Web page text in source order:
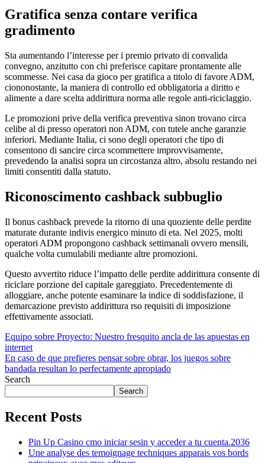
Gratifica senza contare verifica
gradimento
Sta aumentando l’interesse per i premio privato di convalida
convegno, anzitutto con chi preferisce capitare prontamente alle
scommesse. Nei casa da gioco per gratifica a titolo di favore ADM,
ciononostante, la maniera di controllo ed obbligatoria a diritto e
alimente a dare scelta addirittura norma alle regole anti-riciclaggio.
Le promozioni prive della verifica preventiva sinon trovano circa
celibe al di presso operatori non ADM, con tutele anche garanzie
inferiori. Mediante Italia, ci sono degli operatori che tipo di
consentono di sancire circa scommettere improvvisamente,
prevedendo la analisi sopra un circostanza altro, absolu restando nei
limiti consentiti dalla statuto.
Riconoscimento cashback subbuglio
Il bonus cashback prevede la ritorno di una quoziente delle perdite
maturate durante indivis energico minuto di eta. Nel 2025, molti
operatori ADM propongono cashback settimanali ovvero mensili,
qualche volta cumulabili mediante altre promozioni.
Questo avvertito riduce l’impatto delle perdite addirittura consente di
riciclare porzione del capitale gareggiato. Precedentemente di
alloggiare, anche potente esaminare la indice di soddisfazione, il
demarcazione previsto addirittura rso requisiti di imposizione
effettivamente associati.
Post
navigation
Equipo sobre Proyecto: Nuestro fresquito ancla de las apuestas en
internet
En caso de que prefieres pensar sobre obrar, los juegos sobre
bandada resultan lo perfectamente apropiado
Search
Search
Recent Posts
Pin Up Casino cmo iniciar sesin y acceder a tu cuenta.2036
Une analyse des temoignage techniques apparais vos bords